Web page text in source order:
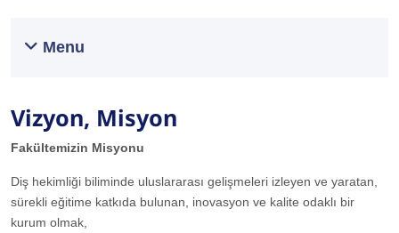
Menu
Vizyon, Misyon
Fakültemizin Misyonu
Diş hekimliği biliminde uluslararası gelişmeleri izleyen ve yaratan,
sürekli eğitime katkıda bulunan, inovasyon ve kalite odaklı bir
kurum olmak,​